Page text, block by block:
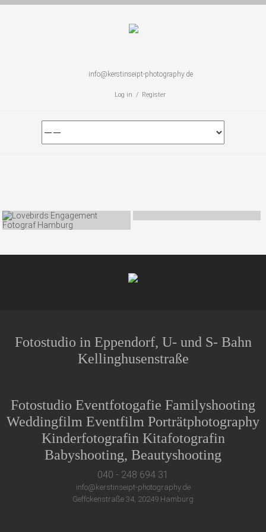
info@kerstinseipt-photography.de
Log in / Register
Fotostudio in Eppendorf, U- und S- Bahn
Kellinghusenstraße
Fotostudio Eventfotogafie Familyshooting
Weddingfilm Eventfilm Porträtphotography
Kinderfotografin Kitafotografin
Babyshooting, Beautyshooting
040 - 248 694 31
info@kerstinseipt-photography.de
Geffckenstraße 34, 20249 Hamburg